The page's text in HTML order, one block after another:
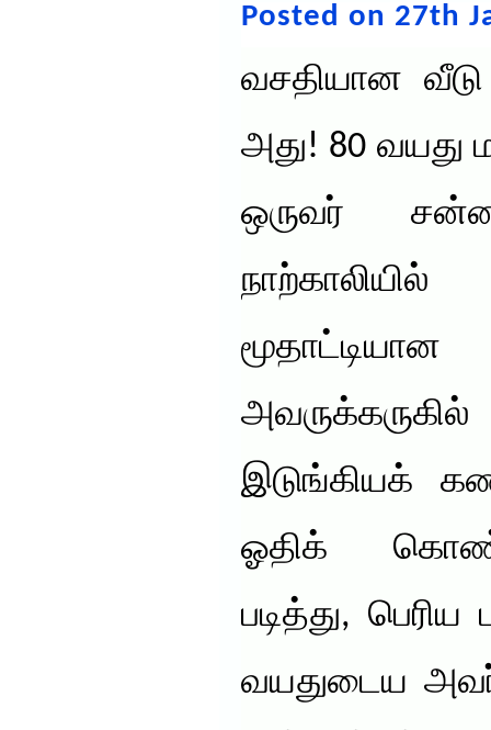
Posted on 27th
வசதியான
அது! 80 வயது
ஒருவர்
நாற்காலியில்
இடுங்கியக்
ஓதிக்
படித்து,
வயதுடைய